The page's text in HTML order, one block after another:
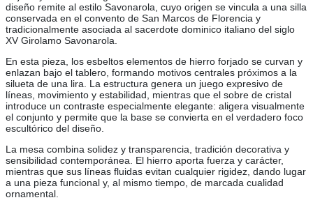
diseño remite al estilo Savonarola, cuyo origen se vincula a una silla
conservada en el convento de San Marcos de Florencia y
tradicionalmente asociada al sacerdote dominico italiano del siglo
XV Girolamo Savonarola.
En esta pieza, los esbeltos elementos de hierro forjado se curvan y
enlazan bajo el tablero, formando motivos centrales próximos a la
silueta de una lira. La estructura genera un juego expresivo de
líneas, movimiento y estabilidad, mientras que el sobre de cristal
introduce un contraste especialmente elegante: aligera visualmente
el conjunto y permite que la base se convierta en el verdadero foco
escultórico del diseño.
La mesa combina solidez y transparencia, tradición decorativa y
sensibilidad contemporánea. El hierro aporta fuerza y carácter,
mientras que sus líneas fluidas evitan cualquier rigidez, dando lugar
a una pieza funcional y, al mismo tiempo, de marcada cualidad
ornamental.